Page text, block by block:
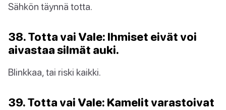
Sähkön täynnä totta.
38. Totta vai Vale: Ihmiset eivät voi
aivastaa silmät auki.
Blinkkaa, tai riski kaikki.
39. Totta vai Vale: Kamelit varastoivat